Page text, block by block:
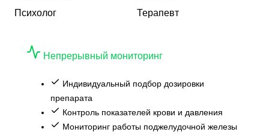
Психолог
Терапевт
Непрерывный мониторинг
Индивидуальный подбор дозировки
препарата
Контроль показателей крови и давления
Мониторинг работы поджелудочной железы